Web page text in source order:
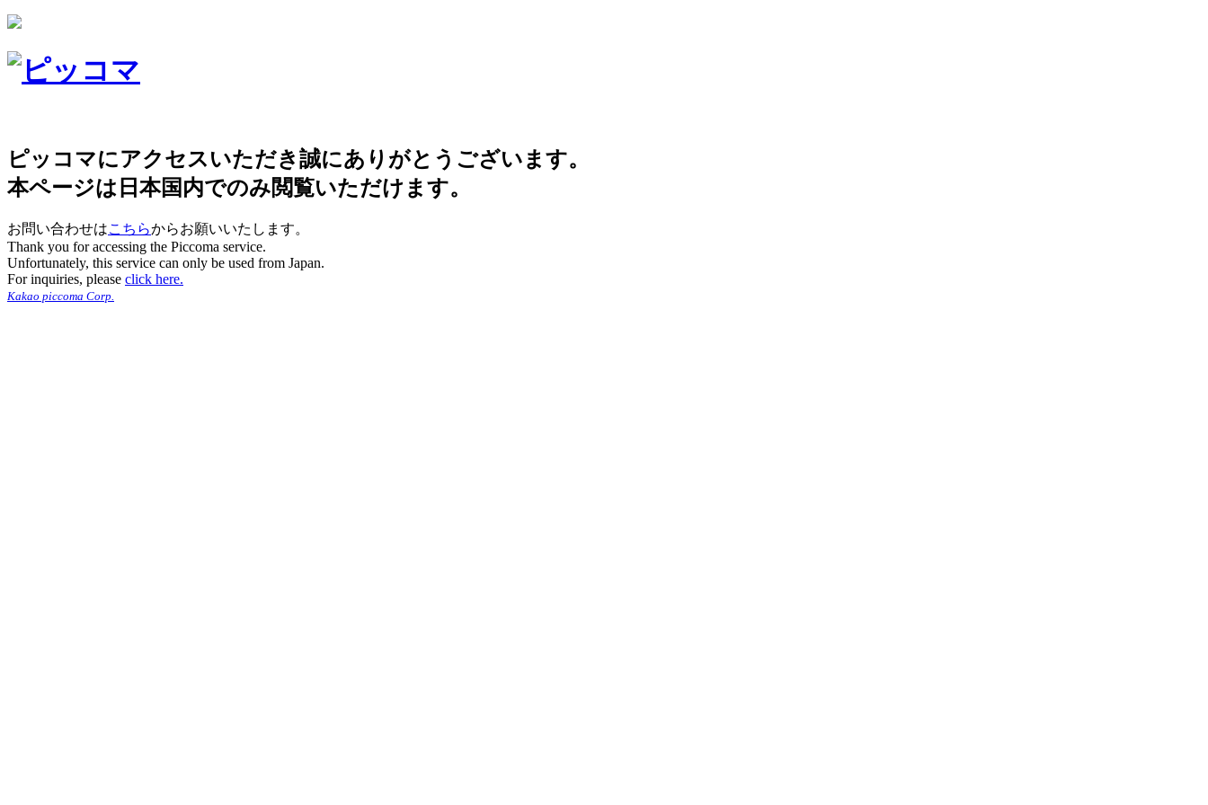
ピッコマにアクセスいただき誠にありがとうございます。
本ページは日本国内でのみ閲覧いただけます。
お問い合わせはこちらからお願いいたします。
Thank you for accessing the Piccoma service.
Unfortunately, this service can only be used from Japan.
For inquiries, please click here.
Kakao piccoma Corp.